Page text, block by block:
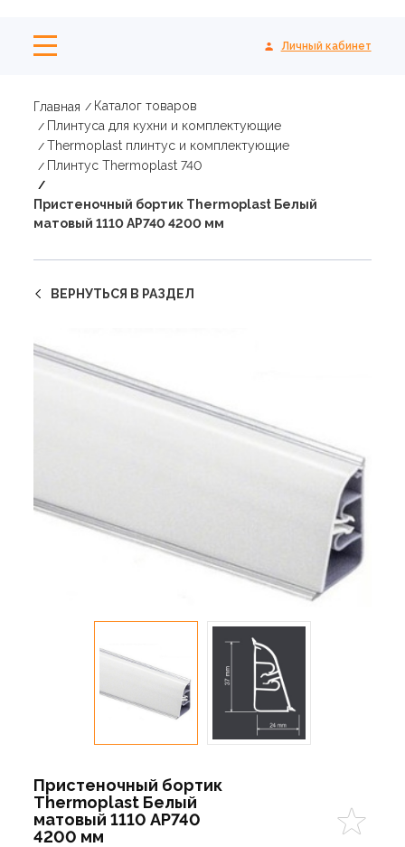
Личный кабинет
Главная
Каталог товаров
Плинтуса для кухни и комплектующие
Thermoplast плинтус и комплектующие
Плинтус Thermoplast 740
Пристеночный бортик Thermoplast Белый
матовый 1110 AP740 4200 мм
ВЕРНУТЬСЯ В РАЗДЕЛ
Пристеночный бортик
Thermoplast Белый
матовый 1110 AP740
4200 мм